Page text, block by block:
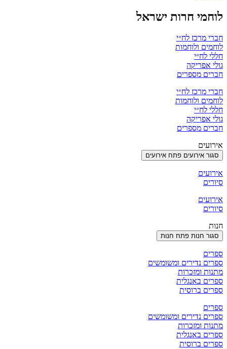
לוחמי חרות ישראל
חברי מרכז לח״י
לוחמים ולוחמות
חללי לח״י
גולי אפריקה
חברים מספרים
חברי מרכז לח״י
לוחמים ולוחמות
חללי לח״י
גולי אפריקה
חברים מספרים
אירועים
סגור אירועים פתח אירועים
אירועים
סיורים
אירועים
סיורים
חנות
סגור חנות פתח חנות
ספרים
ספרים נדירים ומשומשים
מתנות ומזכרות
ספרים באנגלית
ספרים ברוסית
ספרים
ספרים נדירים ומשומשים
מתנות ומזכרות
ספרים באנגלית
ספרים ברוסית